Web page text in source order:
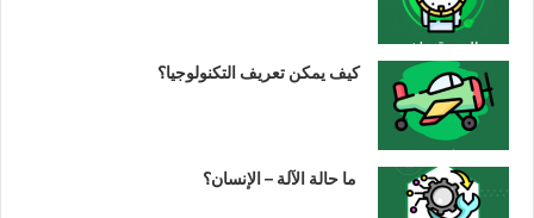
كيف يمكن تعريف التكنولوجيا؟
ما حالة الآلة – الإنسان؟